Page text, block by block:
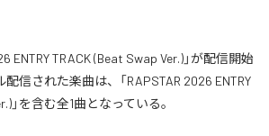
ENTRY TRACK (Beat Swap Ver.)」が配信開始
信された楽曲は、「RAPSTAR 2026 ENTRY
」を含む全1曲となっている。